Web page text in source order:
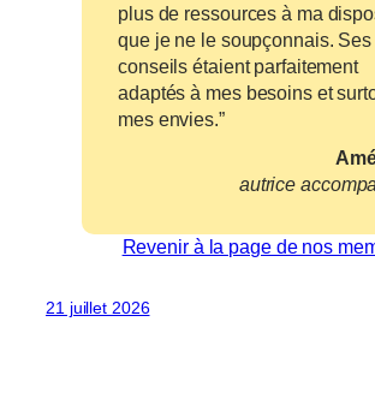
plus de ressources à ma
que je ne le soupçonnais. Ses
conseils étaient parfaitement
adaptés à mes besoins et
mes envies.”
autrice
Revenir à la page de nos
21 juillet 2026